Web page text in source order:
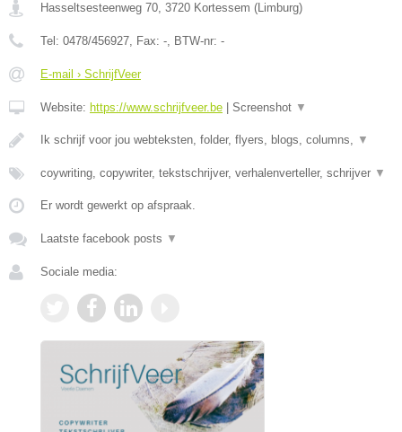
Hasseltsesteenweg 70, 3720 Kortessem (Limburg)
Tel: 0478/456927, Fax: -, BTW-nr: -
E-mail › SchrijfVeer
Website: https://www.schrijfveer.be Screenshot ▼
Ik schrijf voor jou webteksten, folder, flyers, blogs, columns, ▼
coywriting, copywriter, tekstschrijver, verhalenverteller, schrijver ▼
Er wordt gewerkt op afspraak.
Laatste facebook posts ▼
Sociale media: